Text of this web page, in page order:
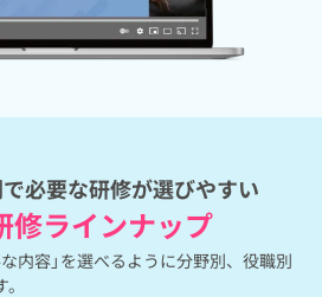
必要な研修が選びやすい
修ラインナップ
内容」を選べるように分野別、役職別